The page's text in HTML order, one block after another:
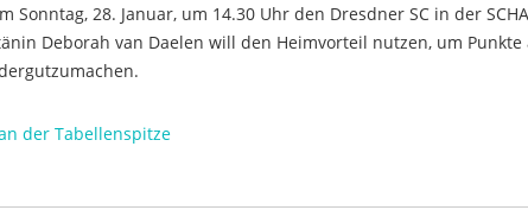
Sonntag, 28. Januar, um 14.30 Uhr den Dresdner SC in der
Deborah van Daelen will den Heimvorteil nutzen, um
der Tabellenspitze